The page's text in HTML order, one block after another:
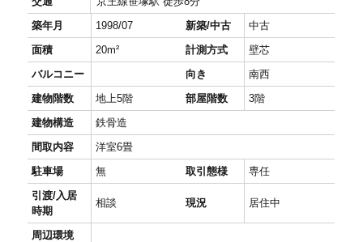
築年月
1998/07 新築/中古
中古
面積
20m² 計測方式
壁芯
バルコニー
向き
南西
建物階数
地上5階 部屋階数
3階
建物構造
鉄骨造
間取内容
洋室6畳
駐車場
無 取引態様
専任
引渡/入居
時期
相談 現況 居住中
周辺環境